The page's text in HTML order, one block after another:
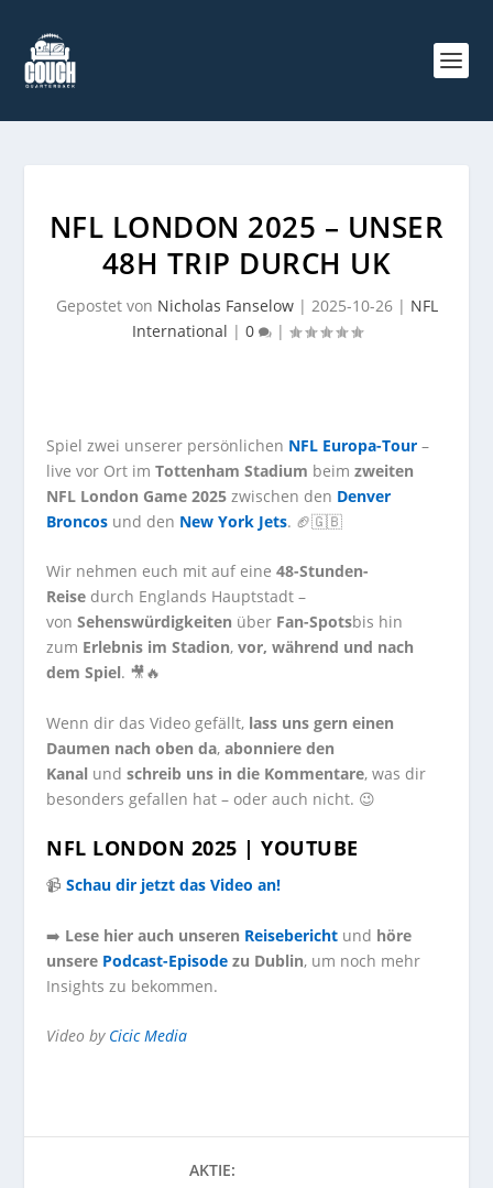
NFL LONDON 2025 – UNSER
48H TRIP DURCH UK
Gepostet von Nicholas Fanselow| 2025-10-26| NFL
International | 0 |
Spiel zwei unserer persönlichen NFL Europa-Tour –
live vor Ort imTottenham Stadium beimzweiten
NFL London Game 2025 zwischen den Denver
Broncos und den New York Jets. 🏈🇬🇧
Wir nehmen euch mit auf eine48-Stunden-
Reise durch Englands Hauptstadt –
vonSehenswürdigkeiten über Fan-Spotsbis hin
zum Erlebnis im Stadion,vor, während und nach
dem Spiel. 🎥🔥
Wenn dir das Video gefällt, lass uns gern einen
Daumen nach oben da,abonniere den
Kanal undschreib uns in die Kommentare, was dir
besonders gefallen hat – oder auch nicht. 😉
NFL LONDON 2025 | YOUTUBE
📹Schau dir jetzt das Video an!
➡️ Lese hier auch unseren Reisebericht und höre
unsere Podcast-Episode zu Dublin, um noch mehr
Insights zu bekommen.
Video by Cicic Media
AKTIE: